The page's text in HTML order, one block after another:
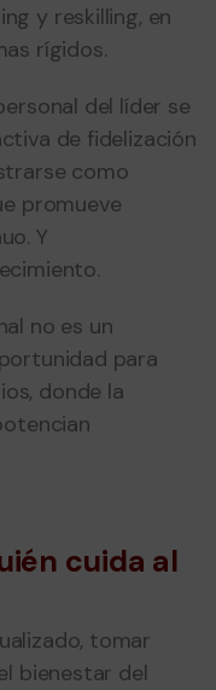
y reskilling, en
rígidos.
del líder se
de fidelización
como
promueve
Y
no es un
para
donde la
cuida al
tomar
bienestar del